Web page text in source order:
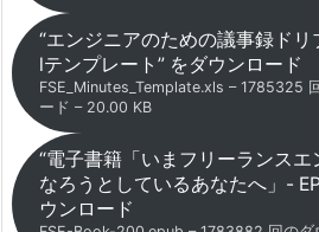
“エンジニアのための議事録ドリ
lテンプレート” をダウンロード
FSE_Minutes_Template.xls – 1785325
ード – 20.00 KB
“電子書籍「いまフリーランスエ
なろうとしているあなたへ」-
ウンロード